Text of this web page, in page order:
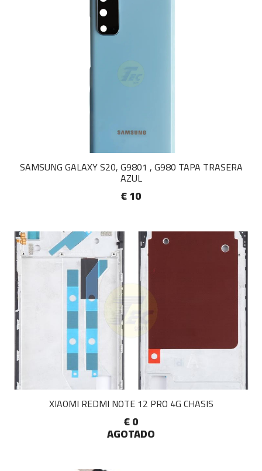
SAMSUNG GALAXY S20, G9801 , G980 TAPA TRASERA
AZUL
€ 10
XIAOMI REDMI NOTE 12 PRO 4G CHASIS
€ 0
AGOTADO